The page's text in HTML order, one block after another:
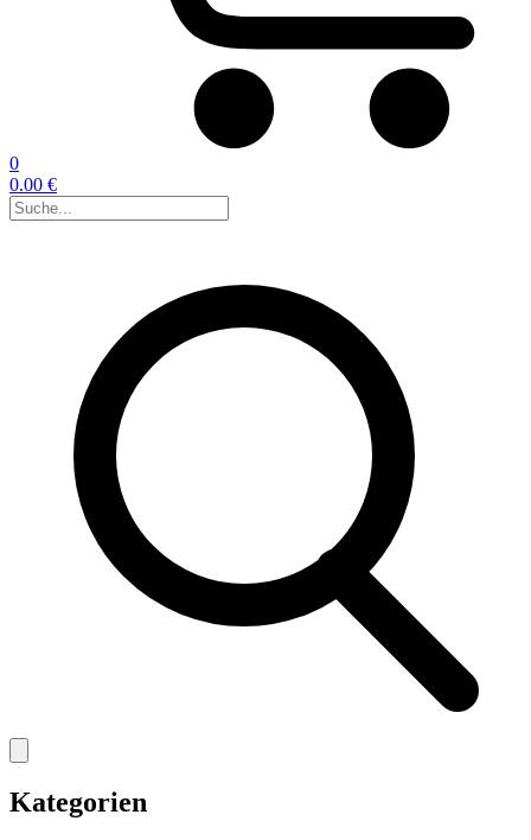
0
0.00 €
Kategorien